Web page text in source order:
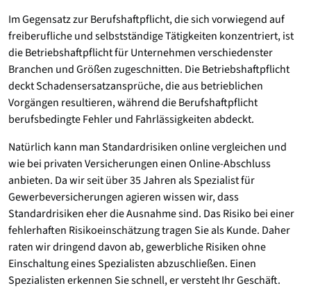
Im Gegensatz zur Berufshaftpflicht, die sich vorwiegend auf
freiberufliche und selbstständige Tätigkeiten konzentriert, ist
die Betriebshaftpflicht für Unternehmen verschiedenster
Branchen und Größen zugeschnitten. Die Betriebshaftpflicht
deckt Schadensersatzansprüche, die aus betrieblichen
Vorgängen resultieren, während die Berufshaftpflicht
berufsbedingte Fehler und Fahrlässigkeiten abdeckt.
Natürlich kann man Standardrisiken online vergleichen und
wie bei privaten Versicherungen einen Online-Abschluss
anbieten. Da wir seit über 35 Jahren als Spezialist für
Gewerbeversicherungen agieren wissen wir, dass
Standardrisiken eher die Ausnahme sind. Das Risiko bei einer
fehlerhaften Risikoeinschätzung tragen Sie als Kunde. Daher
raten wir dringend davon ab, gewerbliche Risiken ohne
Einschaltung eines Spezialisten abzuschließen. Einen
Spezialisten erkennen Sie schnell, er versteht Ihr Geschäft.